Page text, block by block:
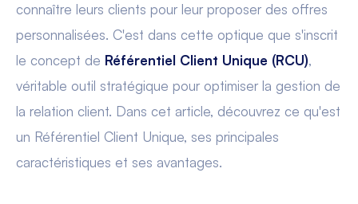
connaître leurs clients pour leur proposer des offres
personnalisées. C'est dans cette optique que s'inscrit
le concept de Référentiel Client Unique (RCU),
véritable outil stratégique pour optimiser la gestion de
la relation client. Dans cet article, découvrez ce qu'est
un Référentiel Client Unique, ses principales
caractéristiques et ses avantages.